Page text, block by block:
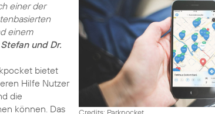
einer der
einem
Stefan und Dr.
bietet
Hilfe Nutzer
die
können. Das